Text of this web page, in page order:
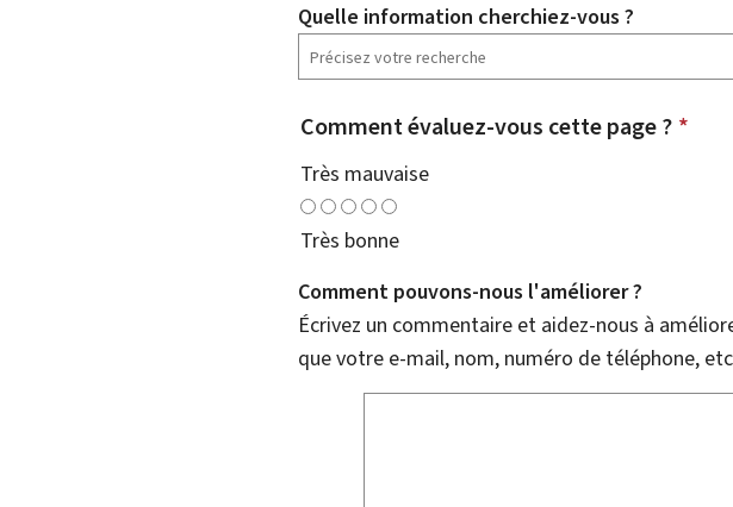
Quelle information cherchiez-vous ?
Comment évaluez-vous cette page ? *
Très mauvaise
Très bonne
Comment pouvons-nous l'améliorer ?
Écrivez un commentaire et aidez-nous à
que votre e-mail, nom, numéro de téléphone,